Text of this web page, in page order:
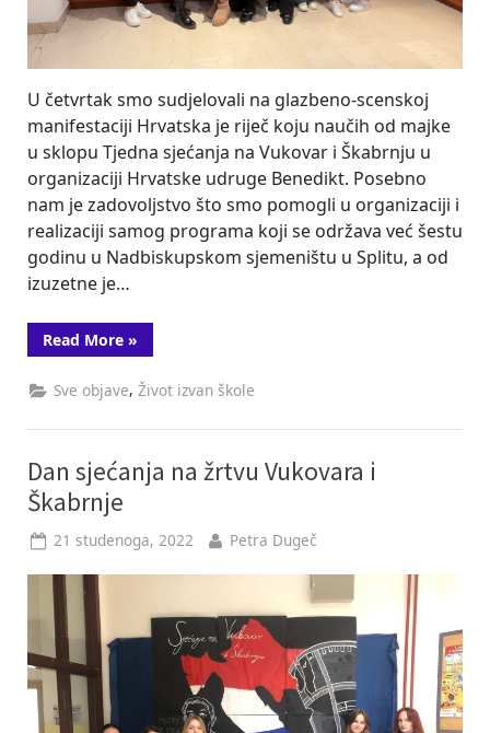
U četvrtak smo sudjelovali na glazbeno-scenskoj
manifestaciji Hrvatska je riječ koju naučih od majke
u sklopu Tjedna sjećanja na Vukovar i Škabrnju u
organizaciji Hrvatske udruge Benedikt. Posebno
nam je zadovoljstvo što smo pomogli u organizaciji i
realizaciji samog programa koji se održava već šestu
godinu u Nadbiskupskom sjemeništu u Splitu, a od
izuzetne je…
Read More“Hrvatska
je
koju
naučih
majke”
»
Sve objave,Život izvan škole
Dan sjećanja na žrtvu Vukovara i
Škabrnje
Posted
21 studenoga, 2022 By
Petra Dugeč